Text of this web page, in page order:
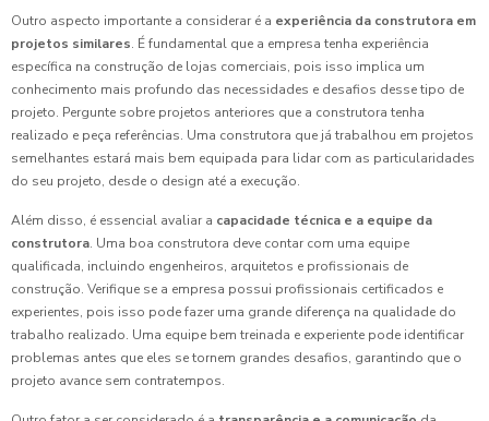
Outro aspecto importante a considerar é a experiência da construtora em
projetos similares. É fundamental que a empresa tenha experiência
específica na construção de lojas comerciais, pois isso implica um
conhecimento mais profundo das necessidades e desafios desse tipo de
projeto. Pergunte sobre projetos anteriores que a construtora tenha
realizado e peça referências. Uma construtora que já trabalhou em projetos
semelhantes estará mais bem equipada para lidar com as particularidades
do seu projeto, desde o design até a execução.
Além disso, é essencial avaliar a capacidade técnica e a equipe da
construtora. Uma boa construtora deve contar com uma equipe
qualificada, incluindo engenheiros, arquitetos e profissionais de
construção. Verifique se a empresa possui profissionais certificados e
experientes, pois isso pode fazer uma grande diferença na qualidade do
trabalho realizado. Uma equipe bem treinada e experiente pode identificar
problemas antes que eles se tornem grandes desafios, garantindo que o
projeto avance sem contratempos.